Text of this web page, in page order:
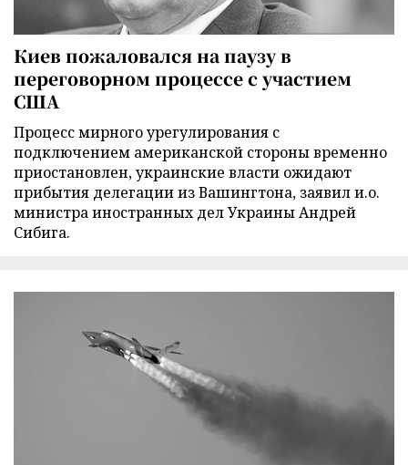
Киев пожаловался на паузу в
переговорном процессе с участием
США
Процесс мирного урегулирования с
подключением американской стороны временно
приостановлен, украинские власти ожидают
прибытия делегации из Вашингтона, заявил и.о.
министра иностранных дел Украины Андрей
Сибига.